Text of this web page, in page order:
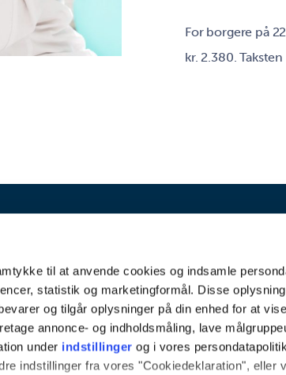
til at anvende cookies og indsamle
statistik og marketingformål. Disse
og tilgår oplysninger på din enhed for at
annonce- og indholdsmåling, lave
under indstillinger og i vores
indstillinger fra vores "Cookiedeklaration", eller
For borgere på
kr. 2.380.
Lerpøtvej 50
6800 Varde
Tlf. 79 94 86 00
Email: